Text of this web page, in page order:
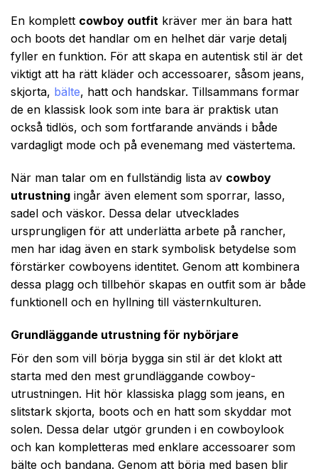
En komplett cowboy outfit kräver mer än bara hatt
och boots det handlar om en helhet där varje detalj
fyller en funktion. För att skapa en autentisk stil är det
viktigt att ha rätt kläder och accessoarer, såsom jeans,
skjorta, bälte, hatt och handskar. Tillsammans formar
de en klassisk look som inte bara är praktisk utan
också tidlös, och som fortfarande används i både
vardagligt mode och på evenemang med västertema.
När man talar om en fullständig lista av cowboy
utrustning ingår även element som sporrar, lasso,
sadel och väskor. Dessa delar utvecklades
ursprungligen för att underlätta arbete på rancher,
men har idag även en stark symbolisk betydelse som
förstärker cowboyens identitet. Genom att kombinera
dessa plagg och tillbehör skapas en outfit som är både
funktionell och en hyllning till västernkulturen.
Grundläggande utrustning för nybörjare
För den som vill börja bygga sin stil är det klokt att
starta med den mest grundläggande cowboy­
utrustningen. Hit hör klassiska plagg som jeans, en
slitstark skjorta, boots och en hatt som skyddar mot
solen. Dessa delar utgör grunden i en cowboylook
och kan kompletteras med enklare accessoarer som
bälte och bandana. Genom att börja med basen blir